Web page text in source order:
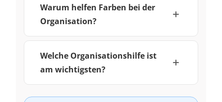
Warum helfen Farben bei der
Organisation?
Welche Organisationshilfe ist
am wichtigsten?